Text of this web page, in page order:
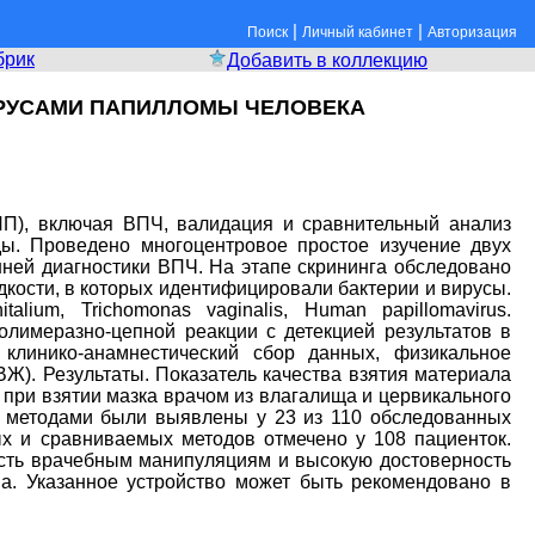
Поиск | Личный кабинет | Авторизация
Добавить в коллекцию
ПАПИЛЛОМЫ ЧЕЛОВЕКА
включая ВПЧ, валидация и сравнительный анализ
Проведено многоцентровое простое изучение двух
диагностики ВПЧ. На этапе скрининга обследовано
в которых идентифицировали бактерии и вирусы.
Trichomonas vaginalis, Human papillomavirus.
цепной реакции с детекцией результатов в
анамнестический сбор данных, физикальное
Результаты. Показатель качества взятия материала
взятии мазка врачом из влагалища и цервикального
методами были выявлены у 23 из 110 обследованных
сравниваемых методов отмечено у 108 пациенток.
врачебным манипуляциям и высокую достоверность
Указанное устройство может быть рекомендовано в